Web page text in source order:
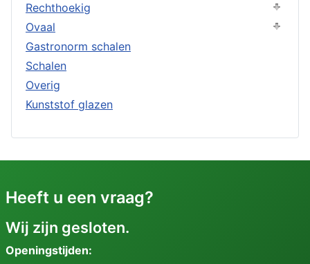
Rechthoekig
Ovaal
Gastronorm schalen
Schalen
Overig
Kunststof glazen
Heeft u een vraag?
Wij zijn gesloten.
Openingstijden: